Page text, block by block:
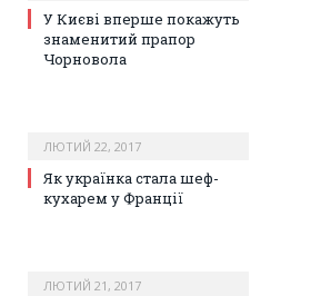
У Києві вперше покажуть
знаменитий прапор
Чорновола
ЛЮТИЙ 22, 2017
Як українка стала шеф-
кухарем у Франції
ЛЮТИЙ 21, 2017